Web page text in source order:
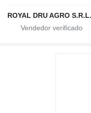
ROYAL DRU AGRO S.R.L.